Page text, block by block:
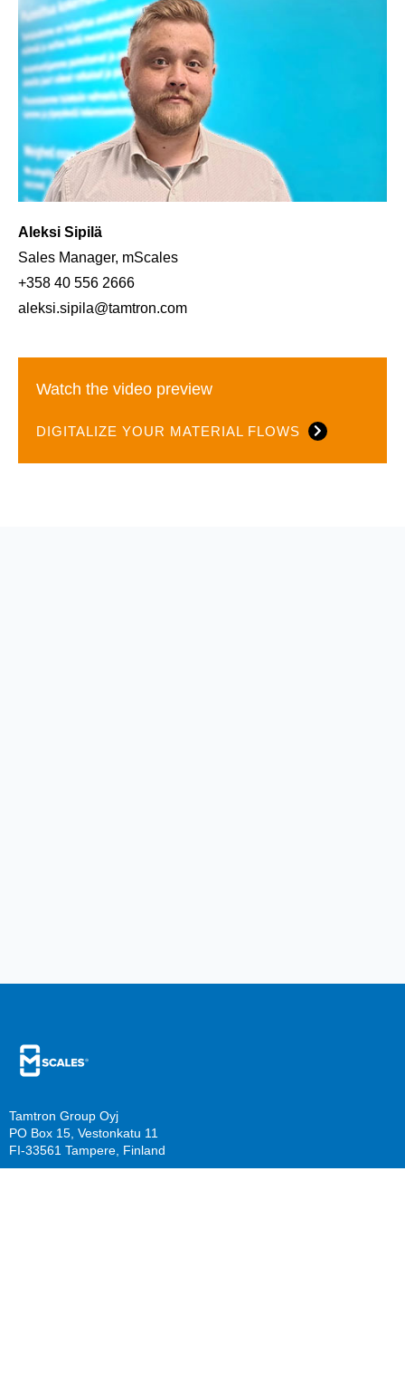
Aleksi Sipilä
Sales Manager, mScales
+358 40 556 2666
aleksi.sipila@tamtron.com
Watch the video preview
DIGITALIZE YOUR MATERIAL FLOWS
Tamtron Group Oyj
PO Box 15, Vestonkatu 11
FI-33561 Tampere, Finland